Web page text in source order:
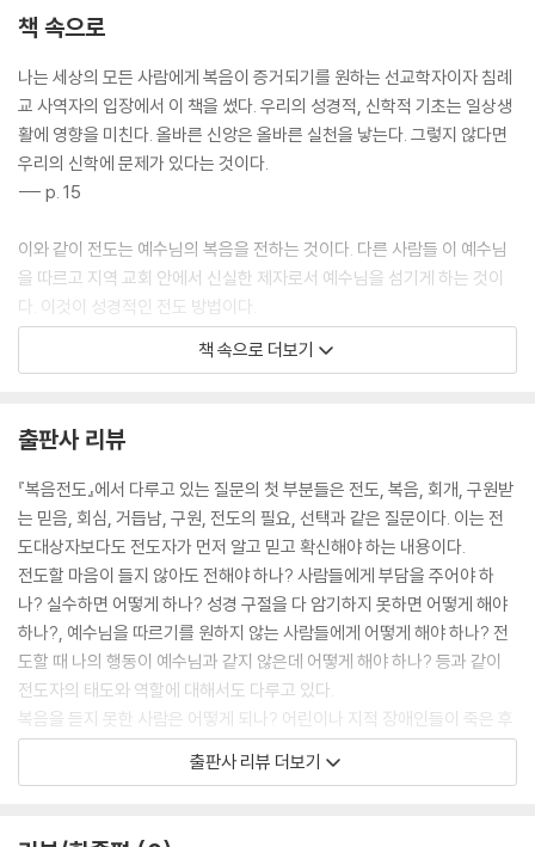
책 속으로
나는 세상의 모든 사람에게 복음이 증거되기를 원하는 선교학자이자 침례
교 사역자의 입장에서 이 책을 썼다. 우리의 성경적, 신학적 기초는 일상생
활에 영향을 미친다. 올바른 신앙은 올바른 실천을 낳는다. 그렇지 않다면
우리의 신학에 문제가 있다는 것이다.
--- p. 15
이와 같이 전도는 예수님의 복음을 전하는 것이다. 다른 사람들 이 예수님
을 따르고 지역 교회 안에서 신실한 제자로서 예수님을 섬기게 하는 것이
다. 이것이 성경적인 전도 방법이다.
--- p. 26
는 것이라”라고 선포하셨다(요 10:10) (중략) 이것은 우리가 원하는 모든
것을 소유하고 편안한 삶을 영 위하게 된다는 뜻은 아니다. 오히려 주님과
함께 하는 삶 속에서 주님의 축복과 기쁨을 누리며 영원히 그리스도의 신
부가 된다는 것을 의미한다(계 21:9).
--- p. 32
중생이란 한 개인이 그리스도 안에서 새로운 인간이 되는 과정이다. 다시
태어나는 것이다
--- p. 59
우리가 다른 사람들에게 그리스도의 복음을 전하는 일에 순종할 때 하나님
은 우리를 사용하셔서 다른 사람들을 하나님의 나라로 인도하신다. 그분의
때에 그분의 능력으로 완성되는 하나님의 계획은 우리에게 최선이며, 그분
책 속으로 더보기
출판사 리뷰
『복음전도』에서 다루고 있는 질문의 첫 부분들은 전도, 복음, 회개, 구원받
는 믿음, 회심, 거듭남, 구원, 전도의 필요, 선택과 같은 질문이다. 이는 전
도대상자보다도 전도자가 먼저 알고 믿고 확신해야 하는 내용이다.
전도할 마음이 들지 않아도 전해야 하나? 사람들에게 부담을 주어야 하
나? 실수하면 어떻게 하나? 성경 구절을 다 암기하지 못하면 어떻게 해야
하나?, 예수님을 따르기를 원하지 않는 사람들에게 어떻게 해야 하나? 전
도할 때 나의 행동이 예수님과 같지 않은데 어떻게 해야 하나? 등과 같이
전도자의 태도와 역할에 대해서도 다루고 있다.
복음을 듣지 못한 사람은 어떻게 되나? 어린이나 지적 장애인들이 죽은 후
에는 어디로 가나? 와 같이 전도대상자가 던질만한 질문이자 전도자 역시
궁금해할 만한 질문도 있다.
출판사 리뷰 더보기